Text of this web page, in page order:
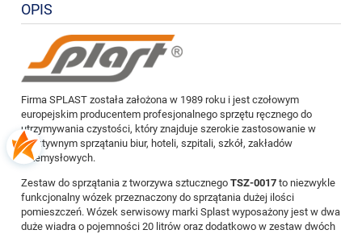
OPIS
Firma SPLAST została założona w 1989 roku i jest czołowym
europejskim producentem profesjonalnego sprzętu ręcznego do
utrzymywania czystości, który znajduje szerokie zastosowanie w
efektywnym sprzątaniu biur, hoteli, szpitali, szkół, zakładów
przemysłowych.
Zestaw do sprzątania z tworzywa sztucznego TSZ-0017 to niezwykle
funkcjonalny wózek przeznaczony do sprzątania dużej ilości
pomieszczeń. Wózek serwisowy marki Splast wyposażony jest w dwa
duże wiadra o pojemności 20 litrów oraz dodatkowo w zestaw dwóch